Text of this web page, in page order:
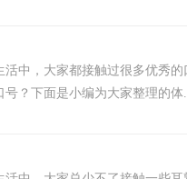
中，大家都接触过很多优秀
？下面是小编为大家整理的体